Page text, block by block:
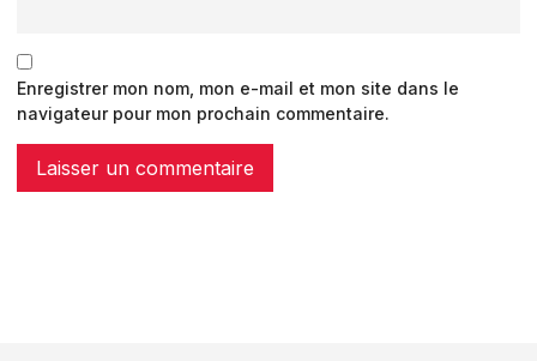
Enregistrer mon nom, mon e-mail et mon site dans le
navigateur pour mon prochain commentaire.